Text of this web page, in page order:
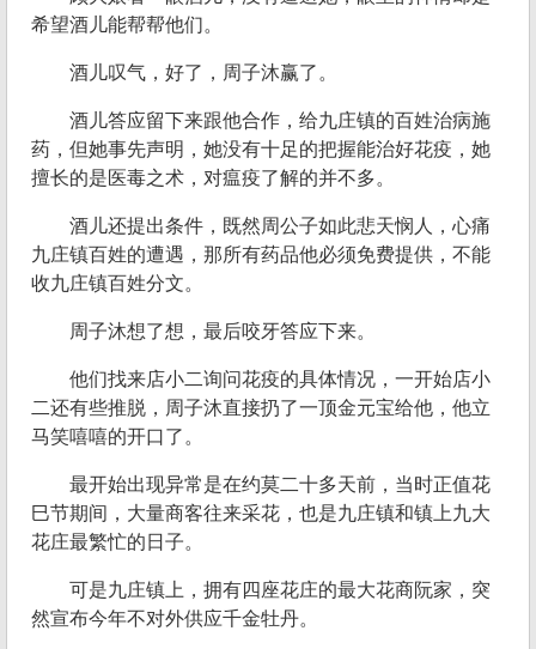
希望酒儿能帮帮他们。
酒儿叹气，好了，周子沐赢了。
酒儿答应留下来跟他合作，给九庄镇的百姓治病施
药，但她事先声明，她没有十足的把握能治好花疫，她
擅长的是医毒之术，对瘟疫了解的并不多。
酒儿还提出条件，既然周公子如此悲天悯人，心痛
九庄镇百姓的遭遇，那所有药品他必须免费提供，不能
收九庄镇百姓分文。
周子沐想了想，最后咬牙答应下来。
他们找来店小二询问花疫的具体情况，一开始店小
二还有些推脱，周子沐直接扔了一顶金元宝给他，他立
马笑嘻嘻的开口了。
最开始出现异常是在约莫二十多天前，当时正值花
巳节期间，大量商客往来采花，也是九庄镇和镇上九大
花庄最繁忙的日子。
可是九庄镇上，拥有四座花庄的最大花商阮家，突
然宣布今年不对外供应千金牡丹。